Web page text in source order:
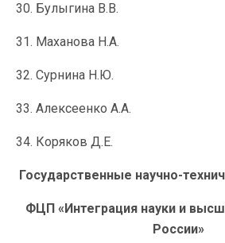
30. Булыгина В.В.
31. Маханова Н.А.
32. Сурнина Н.Ю.
33. Алексеенко А.А.
34. Коряков Д.Е.
Государственные научно-
ФЦП «Интеграция науки и
России»